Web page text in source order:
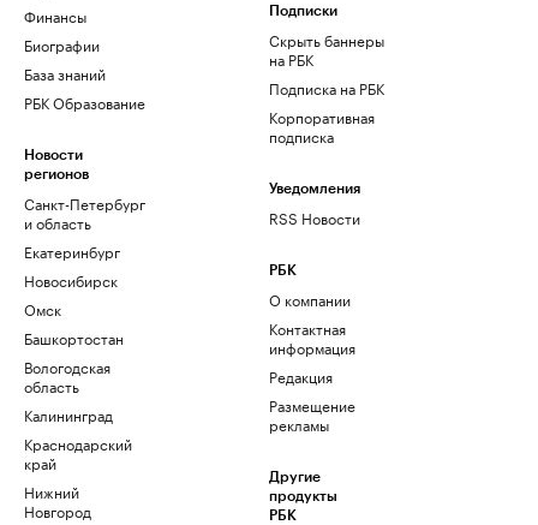
Финансы
Биографии
База знаний
РБК Образование
Новости
регионов
Санкт-Петербург
и область
Екатеринбург
Новосибирск
Омск
Башкортостан
Вологодская
область
Калининград
Краснодарский
край
Нижний
Новгород
Подписки
Скрыть баннеры
на РБК
Подписка на РБК
Корпоративная
подписка
Уведомления
RSS Новости
РБК
О компании
Контактная
информация
Редакция
Размещение
рекламы
Другие
продукты
РБК